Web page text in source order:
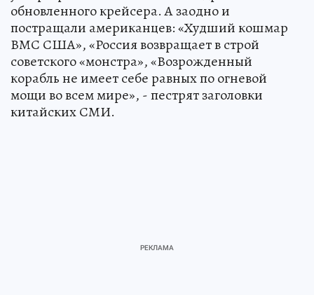
обновленного крейсера. А заодно и
постращали американцев: «Худший кошмар
ВМС США», «Россия возвращает в строй
советского «монстра», «Возрожденный
корабль не имеет себе равных по огневой
мощи во всем мире», - пестрят заголовки
китайских СМИ.